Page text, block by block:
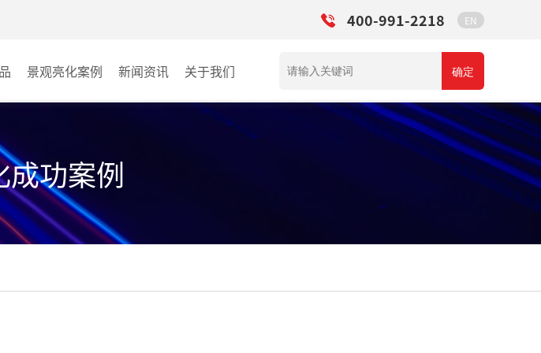
400-991-2218 EN
系统
系统
景观亮化案例
文旅照明
其它
新闻资讯 关于我们 确定
成功案例